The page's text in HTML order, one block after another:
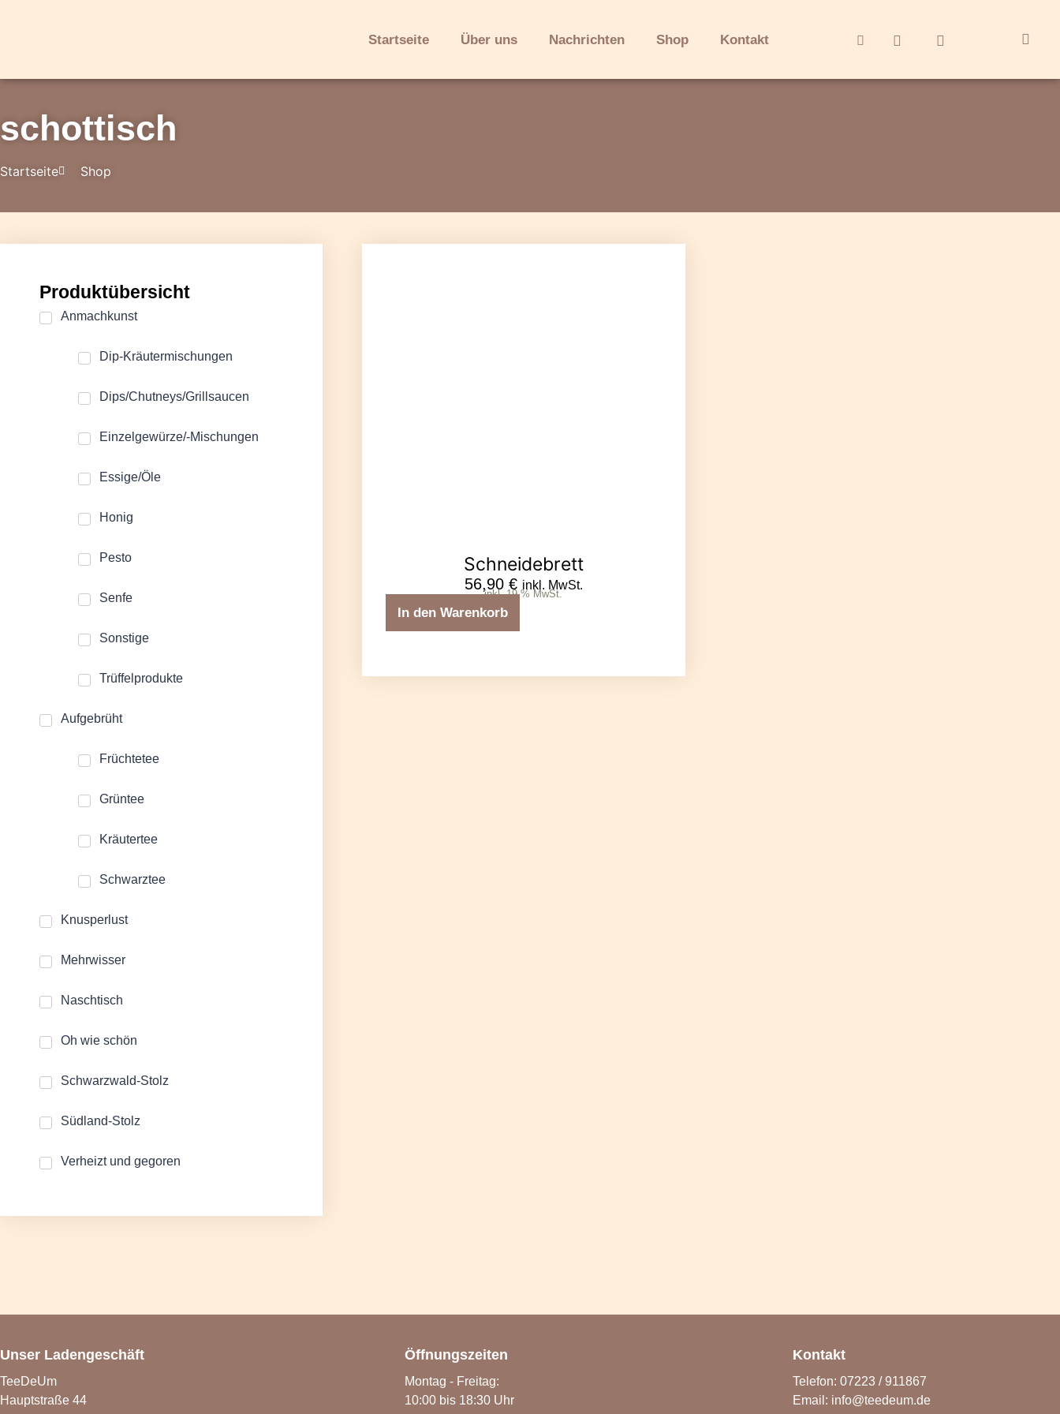
Startseite Über uns Nachrichten Shop Kontakt
schottisch
Startseite Shop
Produktübersicht
Anmachkunst
Dip-Kräutermischungen
Dips/Chutneys/Grillsaucen
Einzelgewürze/-Mischungen
Essige/Öle
Honig
Pesto
Senfe
Sonstige
Trüffelprodukte
Aufgebrüht
Früchtetee
Grüntee
Kräutertee
Schwarztee
Knusperlust
Mehrwisser
Naschtisch
Oh wie schön
Schwarzwald-Stolz
Südland-Stolz
Verheizt und gegoren
Schneidebrett
56,90 € inkl. MwSt.
inkl. 19 % MwSt.
In den Warenkorb
Unser Ladengeschäft
TeeDeUm
Hauptstraße 44
Öffnungszeiten
Montag - Freitag:
10:00 bis 18:30 Uhr
Kontakt
Telefon: 07223 / 911867
Email: info@teedeum.de